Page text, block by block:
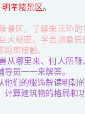
明孝陵景区。
景区，了解朱元璋
大秘密。学会测量
离接触。
从哪里来、何人所
员一一来解答。
们的服饰解读明朝
算建筑物的格局和